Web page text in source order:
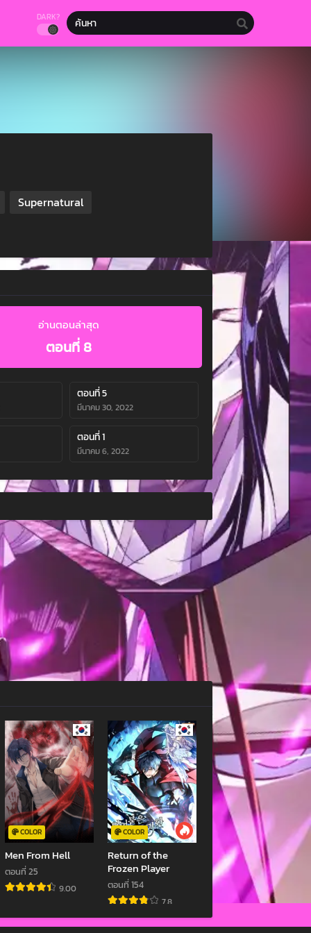
DARK?
Supernatural
อ่านตอนล่าสุด
ตอนที่ 8
ตอนที่ 5
มีนาคม 30, 2022
ตอนที่ 1
มีนาคม 6, 2022
COLOR
Men From Hell
ตอนที่ 25
9.00
COLOR
Return of the
Frozen Player
ตอนที่ 154
7.8